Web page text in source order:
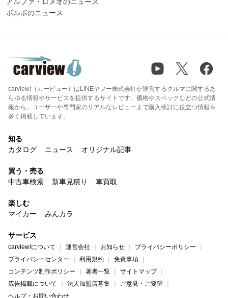
ボルボのニュース
carview!（カービュー）はLINEヤフー株式会社が運営するクルマに関するあ
らゆる情報やサービスを提供するサイトです。価格やスペックなどの公式情
報から、ユーザーや専門家のリアルなレビューまで購入検討に役立つ情報を
多く掲載しています。
知る
カタログ
ニュース オリジナル記事
買う・売る
中古車検索
新車見積り 車買取
楽しむ
マイカー
みんカラ
サービス
carview!について 運営会社 お知らせ
プライバシーポリシー
プライバシーセンター
利用規約
免責事項
コンテンツ制作ポリシー
著者一覧
サイトマップ
広告掲載について
法人加盟店募集
ご意見・ご要望
ヘルプ・お問い合わせ